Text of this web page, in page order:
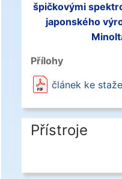
špičkovými
japonského
Přílohy
článek ke
Přístroje